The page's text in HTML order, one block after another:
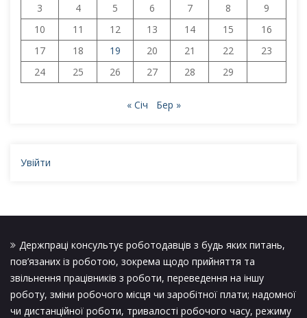
3
4 5 6 7 8
9
10
11 12 13 14 15
16
17
18 19 20 21 22
23
24
25 26 27 28 29
« Січ Бер »
Увійти
Держпраці консультує роботодавців з будь яких питань,
пов’язаних із роботою, зокрема щодо прийняття та
звільнення працівників з роботи, переведення на іншу
роботу, зміни робочого місця чи заробітної плати; надомної
чи дистанційної роботи, тривалості робочого часу, режиму